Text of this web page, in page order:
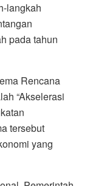
langkah
pada tahun
Rencana
“Akselerasi
tersebut
yang